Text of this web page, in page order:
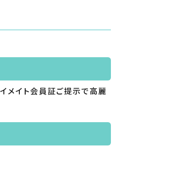
メイト会員証ご提示で高麗